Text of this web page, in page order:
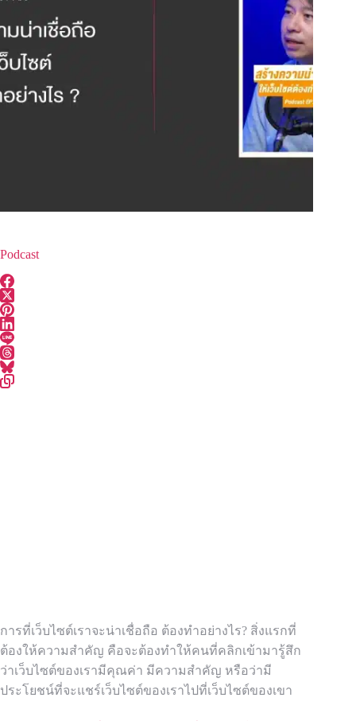
Podcast
การที่เว็บไซต์เราจะน่าเชื่อถือ ต้องทำอย่างไร? สิ่งแรกที่
ต้องให้ความสำคัญ คือจะต้องทำให้คนที่คลิกเข้ามารู้สึก
ว่าเว็บไซต์ของเรามีคุณค่า มีความสำคัญ หรือว่ามี
ประโยชน์ที่จะแชร์เว็บไซต์ของเราไปที่เว็บไซต์ของเขา